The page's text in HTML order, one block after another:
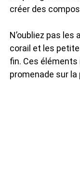
créer des
N’oubliez pas
corail et les
fin. Ces éléments
promenade sur la